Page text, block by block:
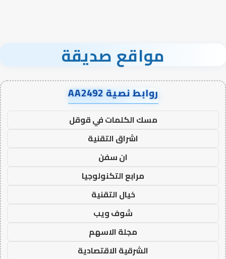
مواقع صديقة
روابط نصية AA2492
مسك الكلمات في قوقل
اشراق التقنية
ان سفن
مرابع التكنولوجيا
خيال التقنية
شوف ويب
مجلة الاسهم
الشرقية الاقتصادية